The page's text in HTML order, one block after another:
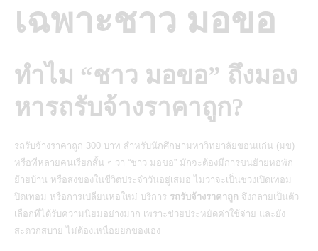
เฉพาะชาว มอขอ
ทำไม “ชาว มอขอ” ถึงมอง
หารถรับจ้างราคาถูก?
รถรับจ้างราคาถูก 300 บาท สำหรับนักศึกษามหาวิทยาลัยขอนแก่น (มข)
หรือที่หลายคนเรียกสั้น ๆ ว่า “ชาว มอขอ” มักจะต้องมีการขนย้ายหอพัก
ย้ายบ้าน หรือส่งของในชีวิตประจำวันอยู่เสมอ ไม่ว่าจะเป็นช่วงเปิดเทอม
ปิดเทอม หรือการเปลี่ยนหอใหม่ บริการ รถรับจ้างราคาถูก จึงกลายเป็นตัว
เลือกที่ได้รับความนิยมอย่างมาก เพราะช่วยประหยัดค่าใช้จ่าย และยัง
สะดวกสบาย ไม่ต้องเหนื่อยยกของเอง